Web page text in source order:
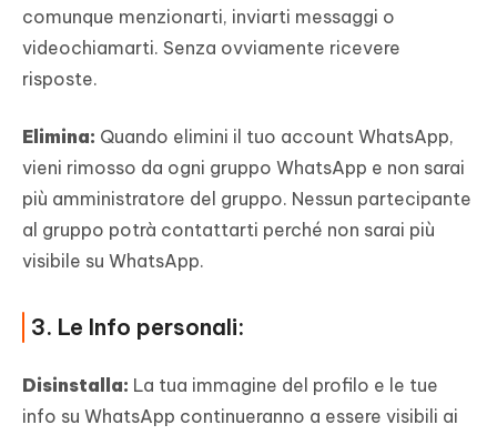
comunque menzionarti, inviarti messaggi o
videochiamarti. Senza ovviamente ricevere
risposte.
Elimina: Quando elimini il tuo account WhatsApp,
vieni rimosso da ogni gruppo WhatsApp e non sarai
più amministratore del gruppo. Nessun partecipante
al gruppo potrà contattarti perché non sarai più
visibile su WhatsApp.
3. Le Info personali:
Disinstalla: La tua immagine del profilo e le tue
info su WhatsApp continueranno a essere visibili ai